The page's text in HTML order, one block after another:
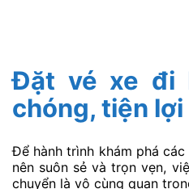
Đặt vé xe đi
chóng, tiện
Để hành trình khám phá
nên suôn sẻ và trọn vẹn,
chuyển là vô cùng quan